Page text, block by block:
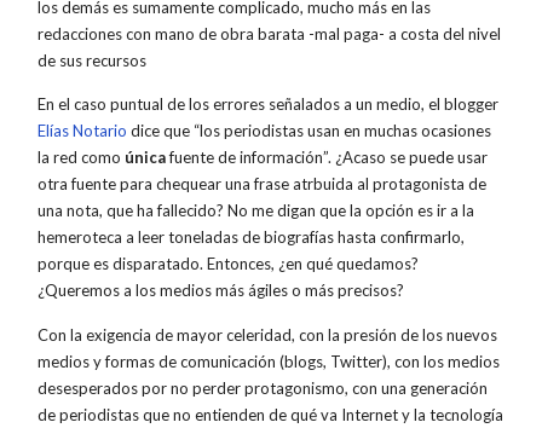
los demás es sumamente complicado, mucho más en las
redacciones con mano de obra barata -mal paga- a costa del nivel
de sus recursos
En el caso puntual de los errores señalados a un medio, el blogger
Elías Notario dice que “los periodistas usan en muchas ocasiones
la red como únicafuente de información”. ¿Acaso se puede usar
otra fuente para chequear una frase atrbuida al protagonista de
una nota, que ha fallecido? No me digan que la opción es ir a la
hemeroteca a leer toneladas de biografías hasta confirmarlo,
porque es disparatado. Entonces, ¿en qué quedamos?
¿Queremos a los medios más ágiles o más precisos?
Con la exigencia de mayor celeridad, con la presión de los nuevos
medios y formas de comunicación (blogs, Twitter), con los medios
desesperados por no perder protagonismo, con una generación
de periodistas que no entienden de qué va Internet y la tecnología